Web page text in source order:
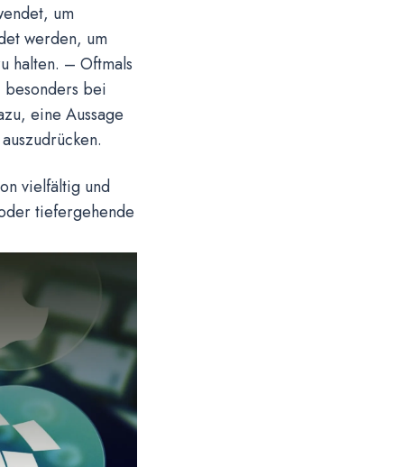
um
werden, um
halten. – Oftmals
besonders bei
eine Aussage
vielfältig und
tiefergehende